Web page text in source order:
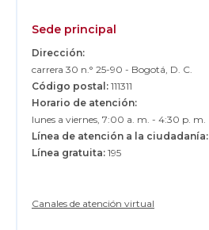
Sede principal
Dirección:
carrera 30 n.° 25-90 - Bogotá, D. C.
Código postal: 111311
Horario de atención:
lunes a viernes, 7:00 a. m. - 4:30 p. m.
Línea de atención a la ciudadanía:
Línea gratuita: 195
Canales de atención virtual